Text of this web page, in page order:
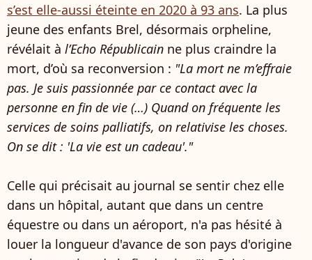
s’est elle-aussi éteinte en 2020 à 93 ans. La plus
jeune des enfants Brel, désormais orpheline,
révélait à l’Echo Républicain ne plus craindre la
mort, d’où sa reconversion : "La mort ne m’effraie
pas. Je suis passionnée par ce contact avec la
personne en fin de vie (…) Quand on fréquente les
services de soins palliatifs, on relativise les choses.
On se dit : 'La vie est un cadeau'."
Celle qui précisait au journal se sentir chez elle
dans un hôpital, autant que dans un centre
équestre ou dans un aéroport, n'a pas hésité à
louer la longueur d'avance de son pays d'origine